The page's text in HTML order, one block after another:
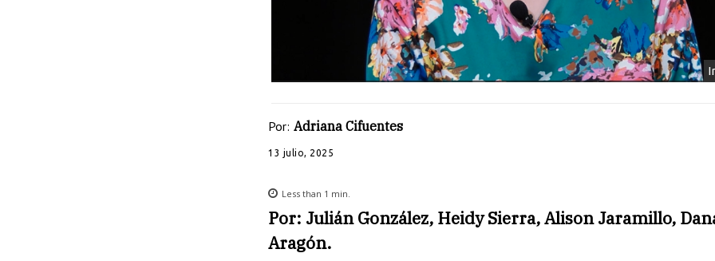
Por: Adriana Cifuentes
13 julio, 2025
Less than 1 min.
Por: Julián González, Heidy Sierra, Alison Jaramillo,
Aragón.